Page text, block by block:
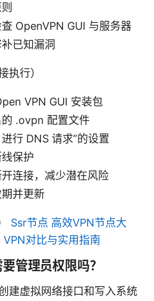
OpenVPN GUI 与服务器
已知漏洞
执行）
VPN GUI 安装包
.ovpn 配置文件
行 DNS 请求”的设置
保护
连接，减少潜在风险
并更新
Ssr节点 高效VPN节点大
对比与实用指南
管理员权限吗？
建虚拟网络接口和写入系统